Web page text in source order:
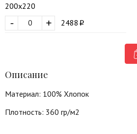
200х220
+
- 2488
Описание
Материал: 100% Хлопок
Плотность: 360 гр/м2